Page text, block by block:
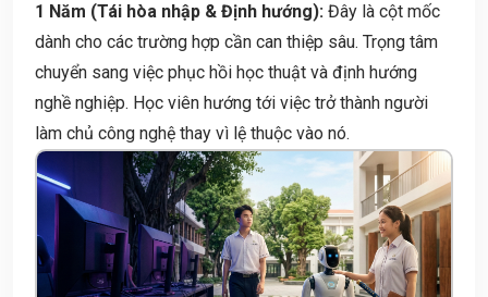
1 Năm (Tái hòa nhập & Định hướng): Đây là cột mốc
dành cho các trường hợp cần can thiệp sâu. Trọng tâm
chuyển sang việc phục hồi học thuật và định hướng
nghề nghiệp. Học viên hướng tới việc trở thành người
làm chủ công nghệ thay vì lệ thuộc vào nó.